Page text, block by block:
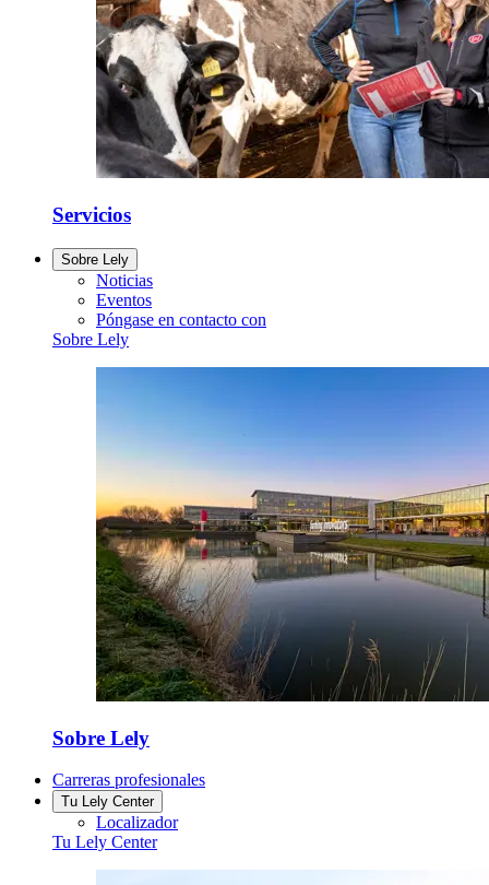
Servicios
Sobre Lely
Noticias
Eventos
Póngase en contacto con
Sobre Lely
Sobre Lely
Carreras profesionales
Tu Lely Center
Localizador
Tu Lely Center